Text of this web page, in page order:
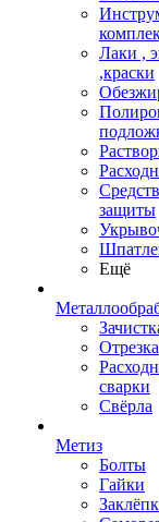
Лаки ,
,краски
защиты
Ещё
Отрезка
сварки
Свёрла
Метиз
Болты
Гайки